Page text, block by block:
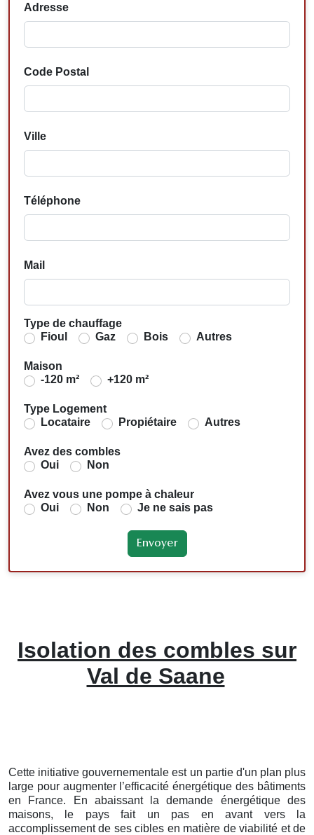
Adresse
Code Postal
Ville
Téléphone
Mail
Type de chauffage
Fioul
Gaz Bois Autres
Maison
-120 m²
+120 m²
Type Logement
Locataire
Propiétaire Autres
Avez des combles
Oui
Non
Avez vous une pompe à chaleur
Oui
Non Je ne sais pas
Isolation des combles sur
Val de Saane
Cette initiative gouvernementale est un partie d'un plan plus
large pour augmenter l’efficacité énergétique des bâtiments
en France. En abaissant la demande énergétique des
maisons, le pays fait un pas en avant vers la
accomplissement de ses cibles en matière de viabilité et de